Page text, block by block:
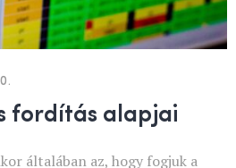
fordítás alapjai
általában az, hogy fogjuk a